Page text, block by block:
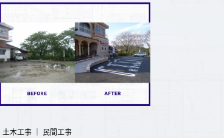
土木工事 ｜ 民間工事